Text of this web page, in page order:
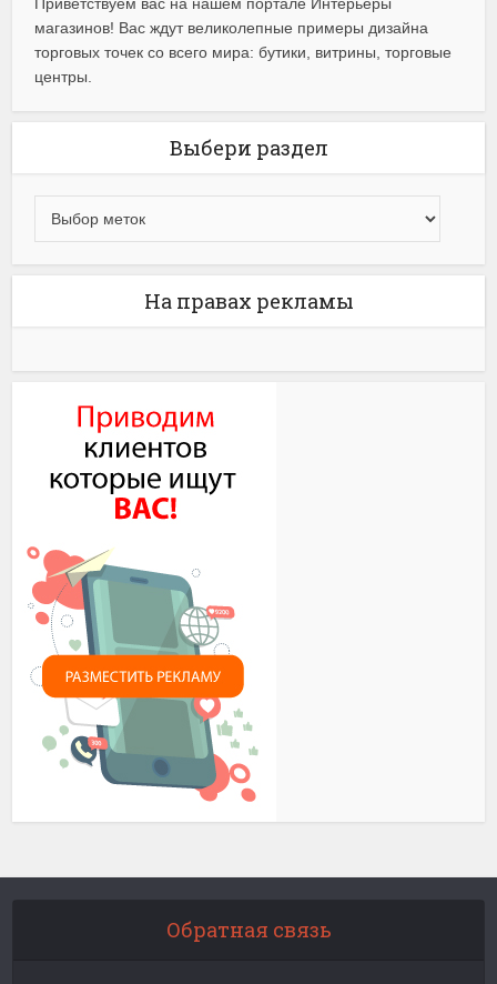
магазинов! Вас ждут великолепные примеры дизайна
торговых точек со всего мира: бутики, витрины, торговые
центры.
Выбери раздел
На правах рекламы
Обратная связь